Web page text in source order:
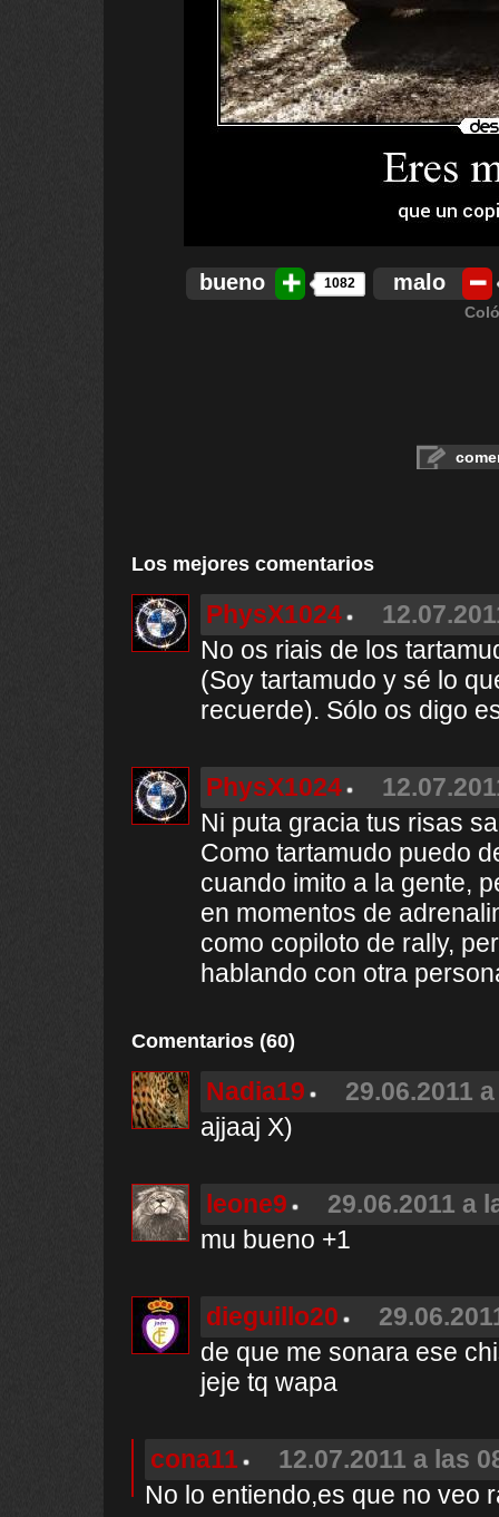
bueno 1082 malo
Los mejores comentarios
PhysX1024
No os riais de los
(Soy tartamudo y sé lo
recuerde). Sólo os digo
PhysX1024
Ni puta gracia tus risas
Como tartamudo puedo
cuando imito a la gente,
en momentos de
como copiloto de rally,
hablando con otra
Comentarios (60)
Nadia19
29.06.2011
ajjaaj X)
leone9
29.06.2011 a
mu bueno +1
dieguillo20
de que me sonara ese
jeje tq wapa
cona11
12.07.2011 a las
No lo entiendo,es que no veo